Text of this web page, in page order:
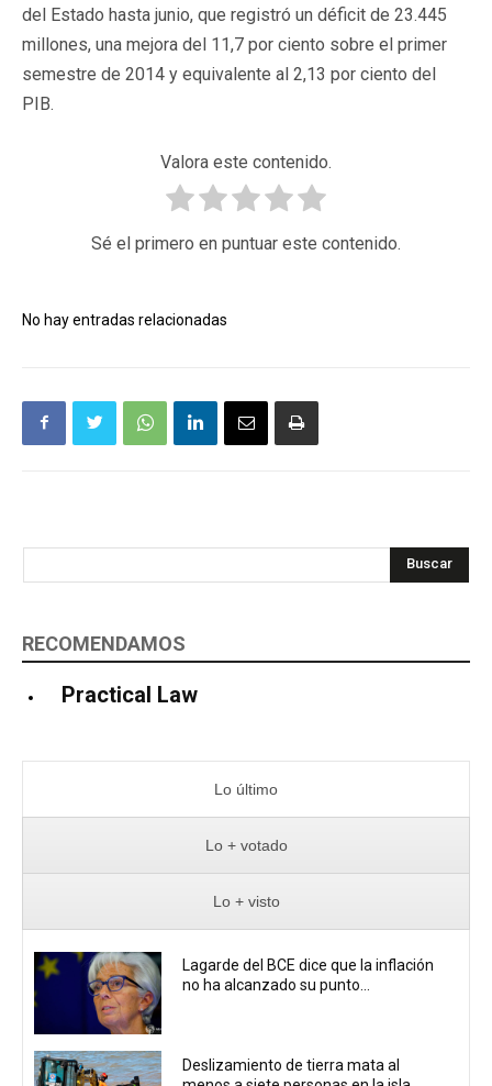
del Estado hasta junio, que registró un déficit de 23.445
millones, una mejora del 11,7 por ciento sobre el primer
semestre de 2014 y equivalente al 2,13 por ciento del
PIB.
Valora este contenido.
Sé el primero en puntuar este contenido.
No hay entradas relacionadas
Buscar
RECOMENDAMOS
Practical Law
Lo último
Lo + votado
Lo + visto
Lagarde del BCE dice que la inflación
no ha alcanzado su punto...
Deslizamiento de tierra mata al